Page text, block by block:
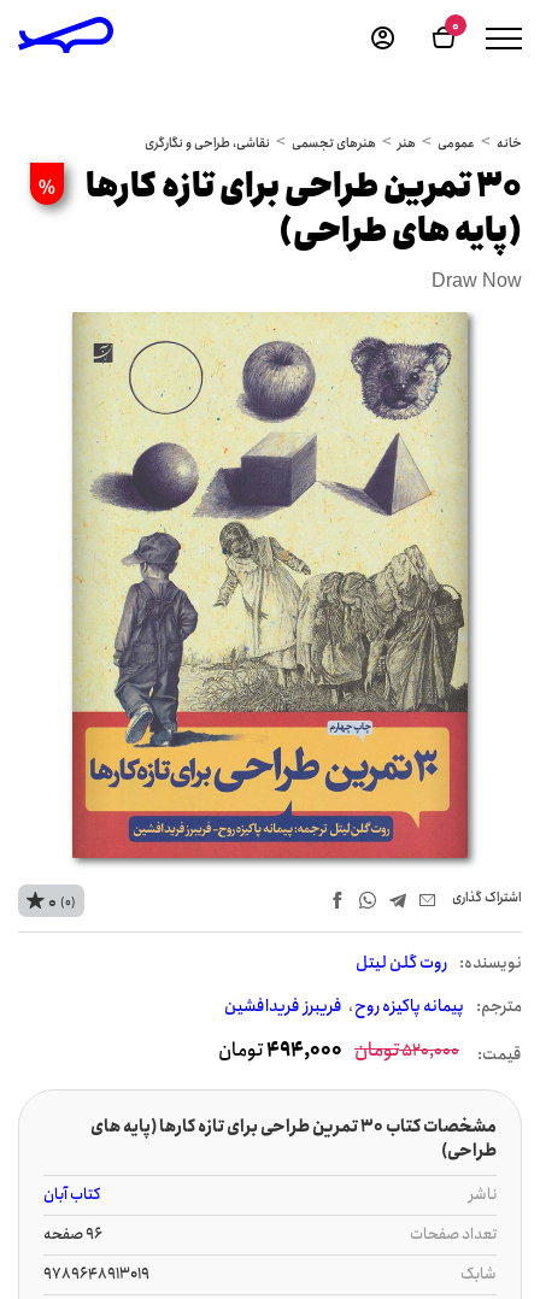
0
خانه عمومی هنر هنرهای تجسمی نقاشی، طراحی و نگارگری
%
30 تمرین طراحی برای تازه کارها
(پایه های طراحی)
Draw Now
اشتراک‌ گذاری
نويسنده: روت گلن لیتل
مترجم: پیمانه پاکیزه روح فریبرز فریدافشین
0 (0)
قیمت: 520,000تومان 494,000تومان
مشخصات کتاب 30 تمرین طراحی برای تازه کارها (پایه های
طراحی)
ناشر
کتاب آبان
تعداد صفحات
96 صفحه
شابک
9789648913019